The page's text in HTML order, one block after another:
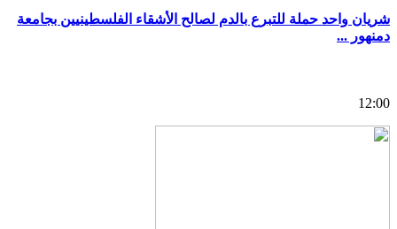
شريان واحد حملة للتبرع بالدم لصالح الأشقاء الفلسطينيين بجامعة
دمنهور ...
12:00